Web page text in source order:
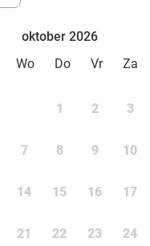
oktober 2026
Wo Do Vr Za
1 2 3
7 8 9 10
14 15 16 17
21 22 23 24